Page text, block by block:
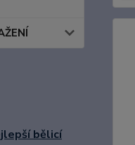
bělicí